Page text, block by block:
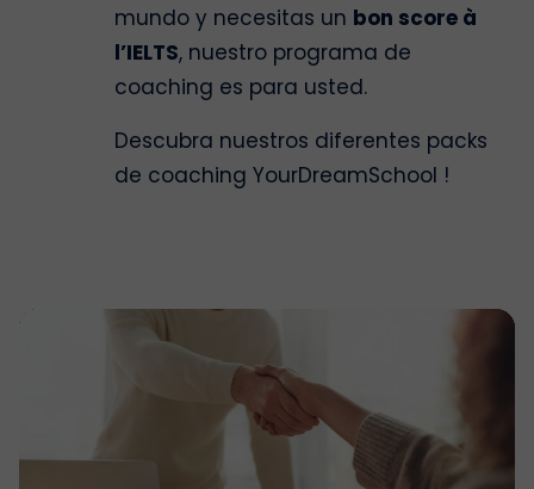
mundo y necesitas un bon score à
l’IELTS, nuestro programa de
coaching es para usted.
Descubra nuestros diferentes packs
de coaching YourDreamSchool !